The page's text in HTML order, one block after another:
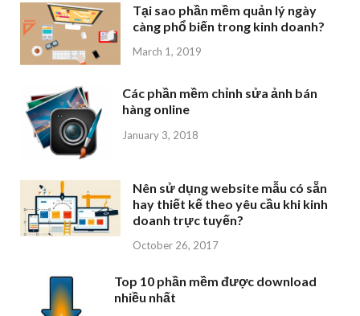
Tại sao phần mềm quản lý ngày
càng phổ biến trong kinh doanh?
March 1, 2019
Các phần mềm chỉnh sửa ảnh bán
hàng online
January 3, 2018
Nên sử dụng website mẫu có sẵn
hay thiết kế theo yêu cầu khi kinh
doanh trực tuyến?
October 26, 2017
Top 10 phần mềm được download
nhiều nhất